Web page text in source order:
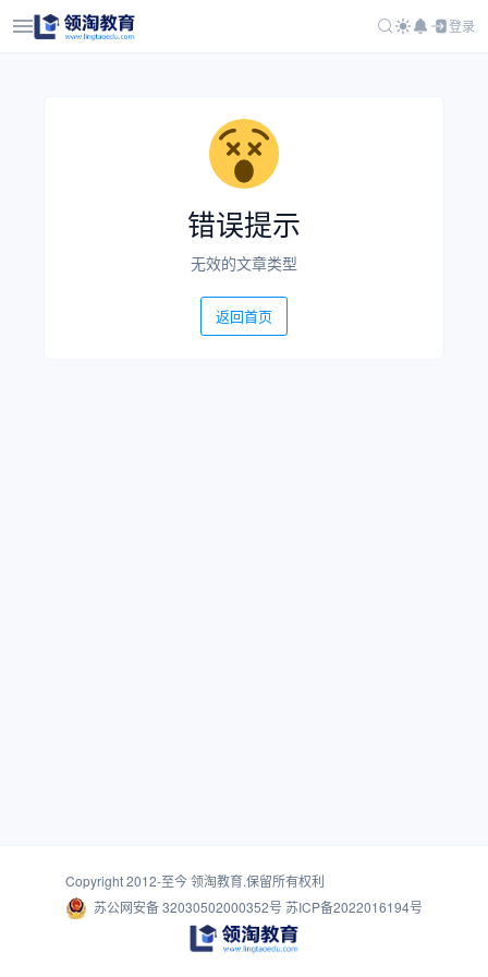
登录
错误提示
无效的文章类型
返回首页
Copyright 2012-至今领淘教育.保留所有权利
苏公网安备 32030502000352号 苏ICP备2022016194号